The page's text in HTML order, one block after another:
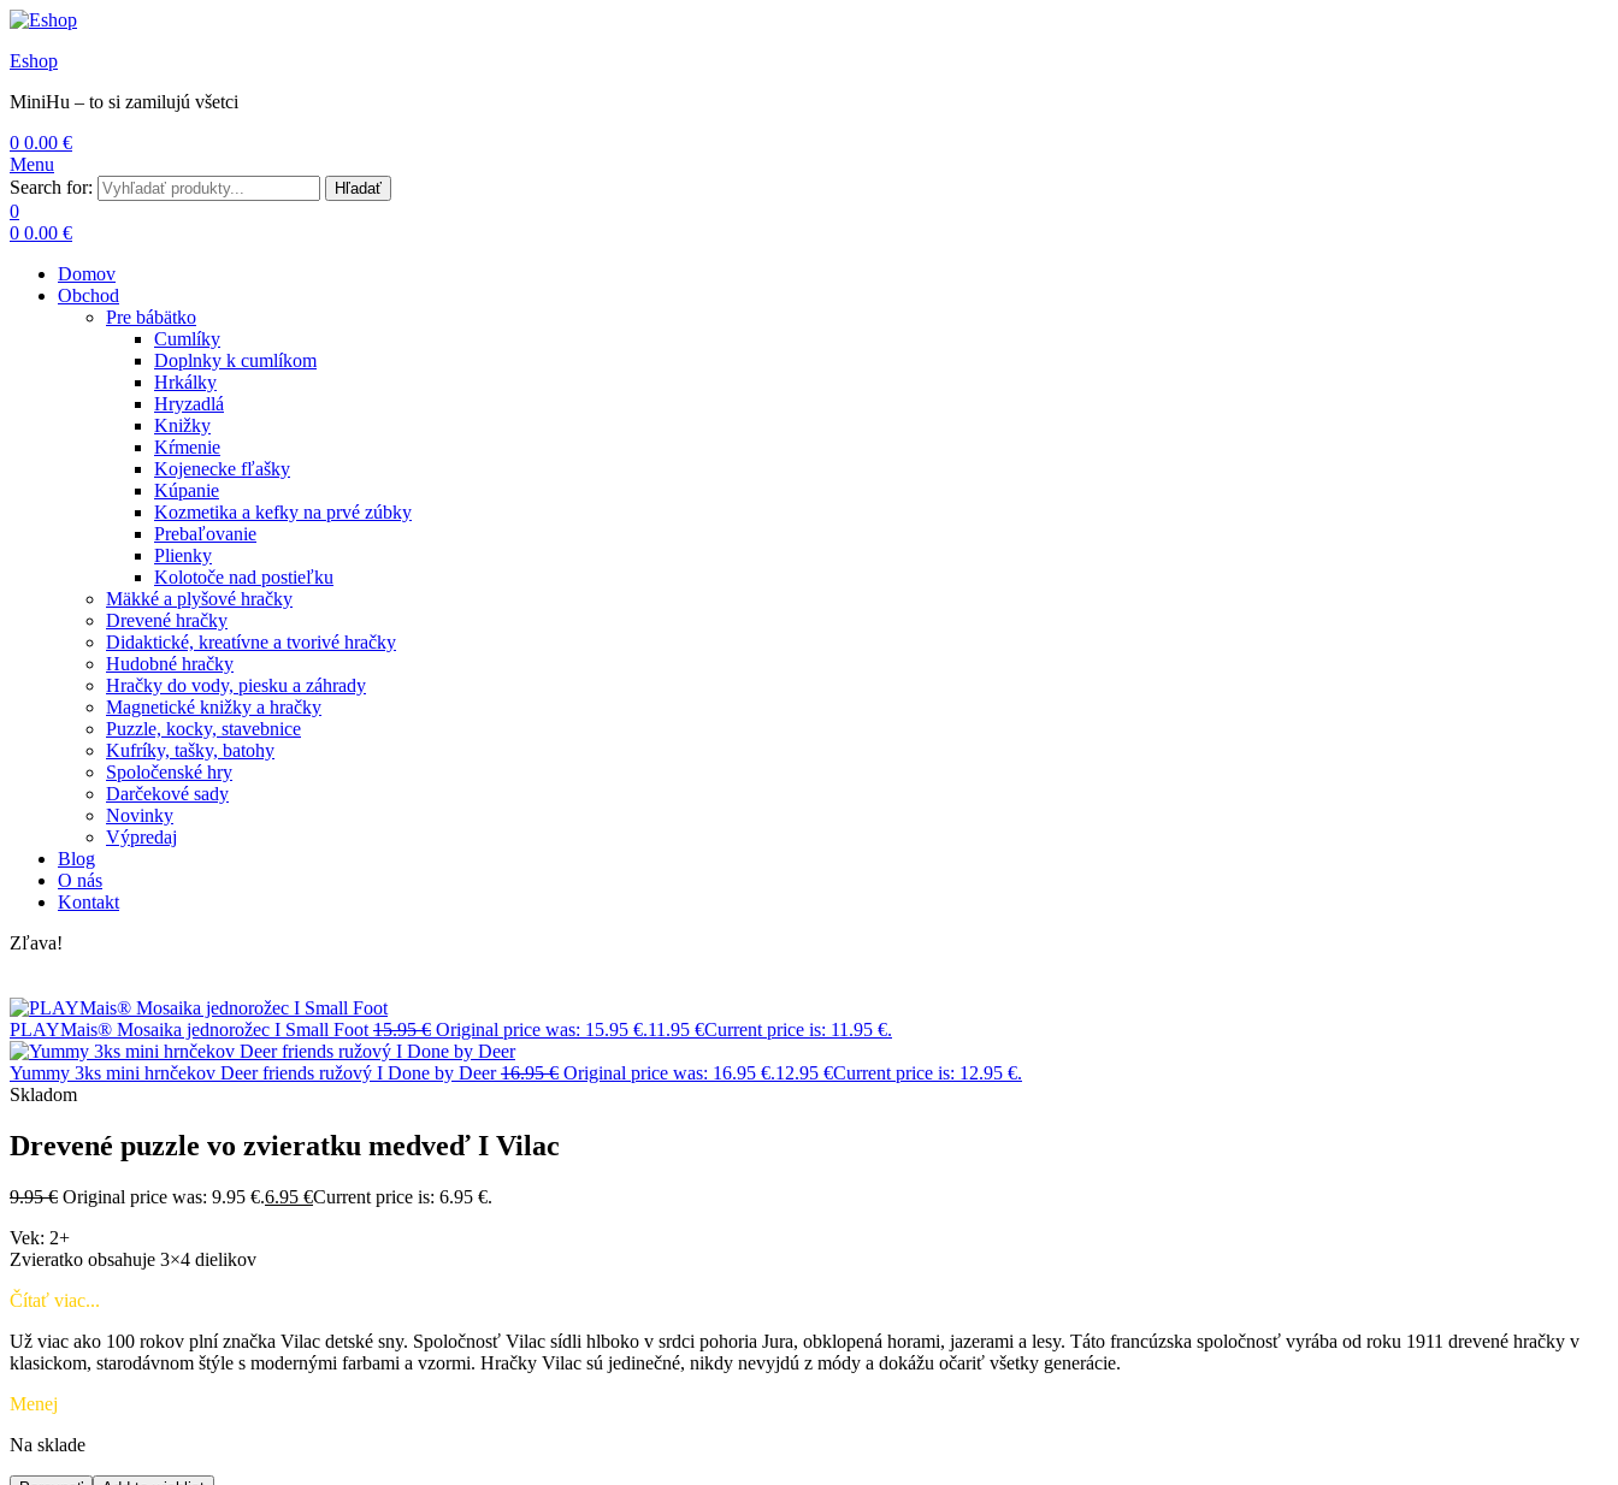
Eshop
MiniHu – to si zamilujú všetci
0 0.00 €
Menu
Search for:
Hľadať
0
0 0.00 €
Domov
Obchod
Pre bábätko
Cumlíky
Doplnky k cumlíkom
Hrkálky
Hryzadlá
Knižky
Kŕmenie
Kojenecke fľašky
Kúpanie
Kozmetika a kefky na prvé zúbky
Prebaľovanie
Plienky
Kolotoče nad postieľku
Mäkké a plyšové hračky
Drevené hračky
Didaktické, kreatívne a tvorivé hračky
Hudobné hračky
Hračky do vody, piesku a záhrady
Magnetické knižky a hračky
Puzzle, kocky, stavebnice
Kufríky, tašky, batohy
Spoločenské hry
Darčekové sady
Novinky
Výpredaj
Blog
O nás
Kontakt
Zľava!
PLAYMais® Mosaika jednorožec I Small Foot 15.95€ Original price was: 15.95 €.11.95 €Current price is: 11.95 €.
Yummy 3ks mini hrnčekov Deer friends ružový I Done by Deer 16.95€ Original price was: 16.95 €.12.95 €Current price is: 12.95 €.
Skladom
Drevené puzzle vo zvieratku medveď I Vilac
9.95€ Original price was: 9.95 €.6.95 €Current price is: 6.95 €.
Vek: 2+
Zvieratko obsahuje 3×4 dielikov
Čítať viac...
Už viac ako 100 rokov plní značka Vilac detské sny. Spoločnosť Vilac sídli hlboko v srdci pohoria Jura, obklopená horami, jazerami a lesy. Táto francúzska spoločnosť vyrába od roku 1911 drevené hračky v
klasickom, starodávnom štýle s modernými farbami a vzormi. Hračky Vilac sú jedinečné, nikdy nevyjdú z módy a dokážu očariť všetky generácie.
Menej
Na sklade